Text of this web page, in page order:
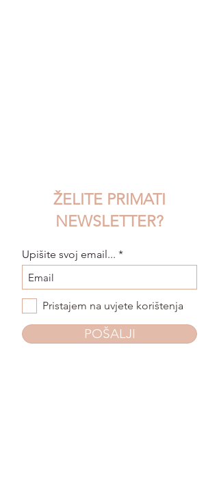
ŽELITE PRIMATI
NEWSLETTER?
Upišite svoj email...
Pristajem na uvjete korištenja
POŠALJI